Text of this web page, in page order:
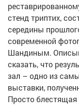
стенд триптих,
середины
современной
Шандиным.
сказать, что
зал – одно из
выставки,
Просто блестящая